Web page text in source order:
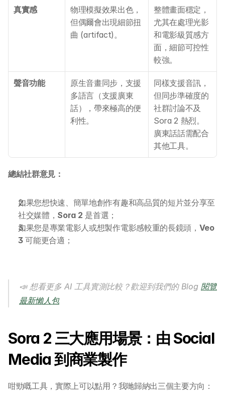
真實感
物理模擬效果出色，
但偶爾會出現細節扭
曲 (artifact)。
整體畫面穩定，
尤其在處理光影
和電影級質感方
面，細節可控性
較強。
聲音功能
原生音畫同步，支援
多語言（支援廣東
話），帶來極高的便
利性。
同樣支援音訊，
但同步準確度的
社群討論不及
Sora 2 熱烈。
廣東話話需配合
其他工具。
總結社群意見：
如果您想快速、簡單地創作有趣和高品質的短片並分享至
社交媒體， Sora 2 是首選；
如果您是專業電影人或想製作電影感較重的長鏡頭， Veo
3 可能更合適；
📣 想看更多 AI 工具實測比較？歡迎到我們的 Blog 閱覽
最新懶人包
Sora 2 三大應用場景：由 Social
Media 到商業製作
咁勁嘅工具，實際上可以點用？我哋歸納出三個主要方向：